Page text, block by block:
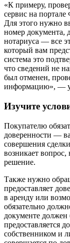
«К примеру,
сервис на
Для этого нужно
номер документа,
нотариуса — все
который вам
система это
что сведений не
был отменен,
информацию», —
Изучите
Покупателю
доверенности —
совершения
возникает вопрос,
решение.
Также нужно
предоставляет
в аренду или
обязательно
документе должен
предоставляется
собственником и